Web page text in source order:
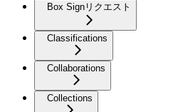
Box Signリクエスト
Classifications
Collaborations
Collections